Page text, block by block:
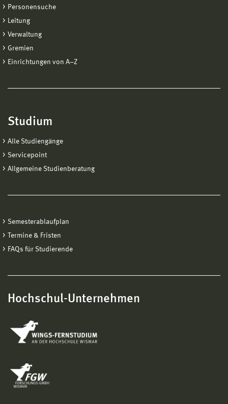
Personensuche
Leitung
Verwaltung
Gremien
Einrichtungen von A−Z
Studium
Alle Studiengänge
Servicepoint
Allgemeine Studienberatung
Semesterablaufplan
Termine & Fristen
FAQs für Studierende
Hochschul-Unternehmen